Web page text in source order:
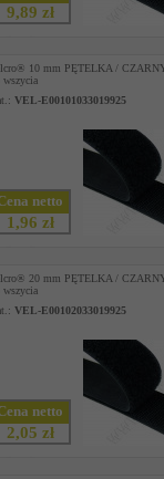
9,89 zł
10 mm PĘTELKA /
wszycia
VEL-E00101033019925
netto
1,96 zł
20 mm PĘTELKA /
wszycia
VEL-E00102033019925
netto
2,05 zł